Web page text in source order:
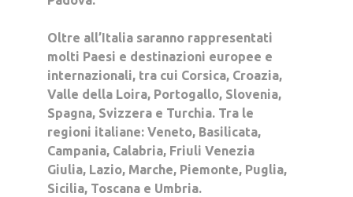
Oltre all’Italia saranno rappresentati
molti Paesi e destinazioni europee e
internazionali, tra cui Corsica, Croazia,
Valle della Loira, Portogallo, Slovenia,
Spagna, Svizzera e Turchia. Tra le
regioni italiane: Veneto, Basilicata,
Campania, Calabria, Friuli Venezia
Giulia, Lazio, Marche, Piemonte, Puglia,
Sicilia, Toscana e Umbria.